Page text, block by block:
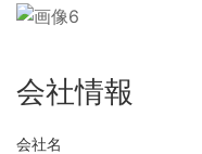
会社情報
会社名